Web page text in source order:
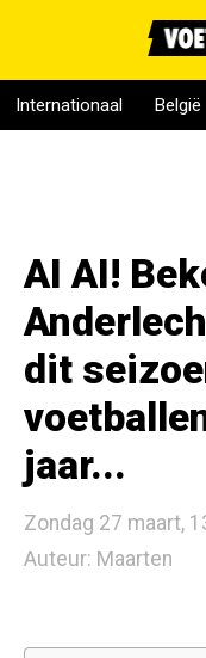
Internationaal België
AI AI!
dit
jaar...
Zondag 27 maart,
Auteur: Maarten